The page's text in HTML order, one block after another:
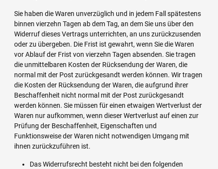
Sie haben die Waren unverzüglich und in jedem Fall spätestens
binnen vierzehn Tagen ab dem Tag, an dem Sie uns über den
Widerruf dieses Vertrags unterrichten, an uns zurückzusenden
oder zu übergeben. Die Frist ist gewahrt, wenn Sie die Waren
vor Ablauf der Frist von vierzehn Tagen absenden. Sie tragen
die unmittelbaren Kosten der Rücksendung der Waren, die
normal mit der Post zurückgesandt werden können. Wir tragen
die Kosten der Rücksendung der Waren, die aufgrund ihrer
Beschaffenheit nicht normal mit der Post zurückgesandt
werden können. Sie müssen für einen etwaigen Wertverlust der
Waren nur aufkommen, wenn dieser Wertverlust auf einen zur
Prüfung der Beschaffenheit, Eigenschaften und
Funktionsweise der Waren nicht notwendigen Umgang mit
ihnen zurückzuführen ist.
Das Widerrufsrecht besteht nicht bei den folgenden